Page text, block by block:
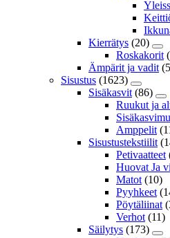
Kierrätys (20)
Roskakorit
Ämpärit ja vadit
Sisustus (1623)
Sisäkasvit (86)
Ruukut ja
Amppelit
Sisustustekstiilit
Petivaatteet
Huovat Ja
Matot (10)
Pyyhkeet
Pöytäliinat
Verhot (11)
Säilytys (173)